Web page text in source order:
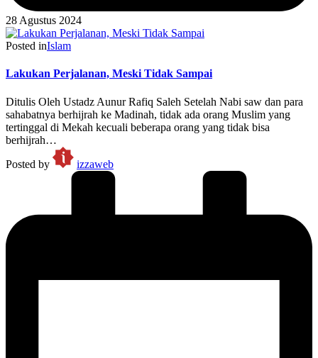
28 Agustus 2024
Posted inIslam
Lakukan Perjalanan, Meski Tidak Sampai
Ditulis Oleh Ustadz Aunur Rafiq Saleh Setelah Nabi saw dan para
sahabatnya berhijrah ke Madinah, tidak ada orang Muslim yang
tertinggal di Mekah kecuali beberapa orang yang tidak bisa
berhijrah…
Posted by
izzaweb